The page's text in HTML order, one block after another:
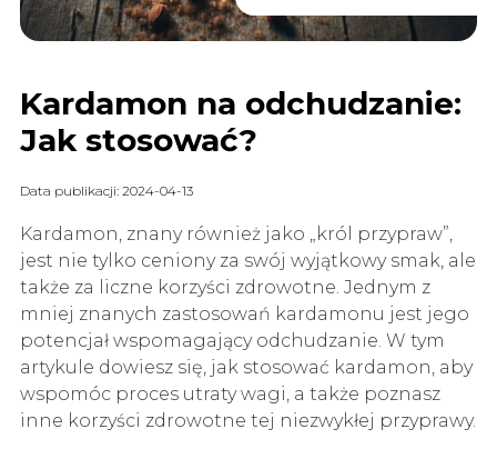
Kardamon na odchudzanie:
Jak stosować?
Data publikacji: 2024-04-13
Kardamon, znany również jako „król przypraw”,
jest nie tylko ceniony za swój wyjątkowy smak, ale
także za liczne korzyści zdrowotne. Jednym z
mniej znanych zastosowań kardamonu jest jego
potencjał wspomagający odchudzanie. W tym
artykule dowiesz się, jak stosować kardamon, aby
wspomóc proces utraty wagi, a także poznasz
inne korzyści zdrowotne tej niezwykłej przyprawy.